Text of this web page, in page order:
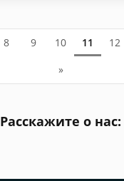
8 9 10 11 12
»
Расскажите о нас: